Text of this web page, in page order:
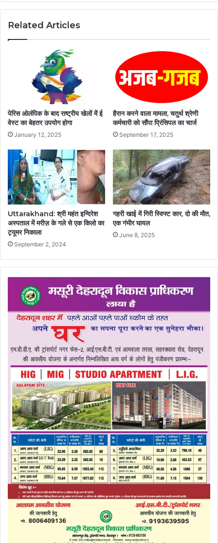
Related Articles
पेरिस ओलंपिक के बाद राष्ट्रीय खेलों में ई
वेस्ट का बेहतर उपयोग होगा
January 12, 2025
हैरान करने वाला मामला, चतुर्थ श्रेणी
कर्मचारी को सौंपा प्रिंसिपल का चार्ज
September 17, 2025
Uttarakhand: श्री महंत इन्दिरेश
अस्पताल में मरीज़ के गले से एक किलो का
ट्यूमर निकाला
September 2, 2024
गहरी खाई में गिरी स्विफ्ट कार, दो की मौत,
एक गंभीर घायल
June 8, 2025